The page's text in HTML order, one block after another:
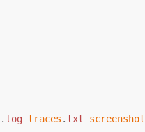
. log traces . txt screenshot